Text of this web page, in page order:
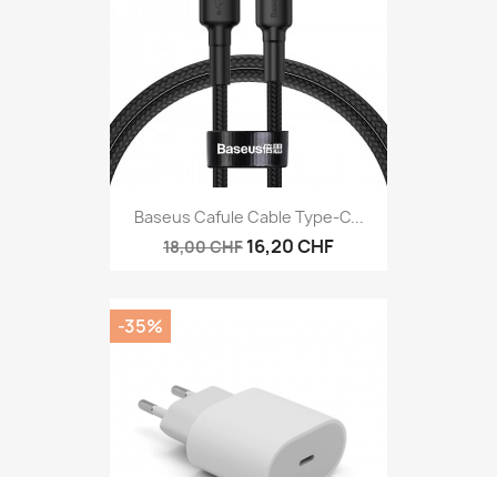
Baseus Cafule Cable Type-C...
18,00 CHF 16,20 CHF
-35%